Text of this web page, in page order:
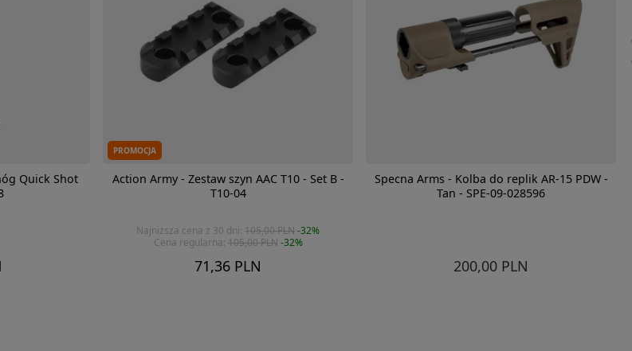
Quick Shot
PROMOCJA
Action Army - Zestaw szyn AAC T10 - Set B -
T10-04
71,36 PLN
Najniższa cena z 30 dni: 105,00 PLN-32%
Cena regularna: 105,00 PLN -32%
Specna Arms - Kolba do replik AR-15 PDW -
Tan - SPE-09-028596
200,00 PLN